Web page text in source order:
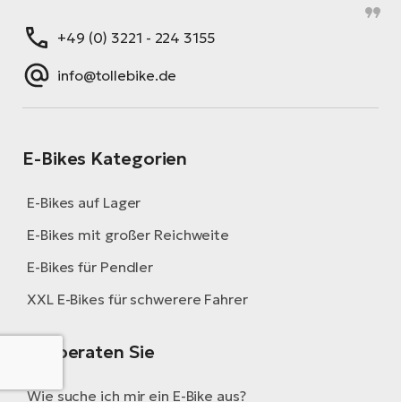
+49 (0) 3221 - 224 3155
info@tollebike.de
E-Bikes Kategorien
E-Bikes auf Lager
E-Bikes mit großer Reichweite
E-Bikes für Pendler
XXL E-Bikes für schwerere Fahrer
Wir beraten Sie
Wie suche ich mir ein E-Bike aus?